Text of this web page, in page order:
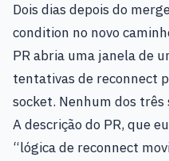
Dois dias depois do
condition no novo
PR abria uma janela de
tentativas de reconnect
socket. Nenhum dos
A descrição do PR, que
“lógica de reconnect